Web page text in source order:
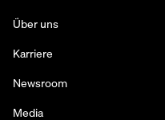
Über uns
Karriere
Newsroom
Media